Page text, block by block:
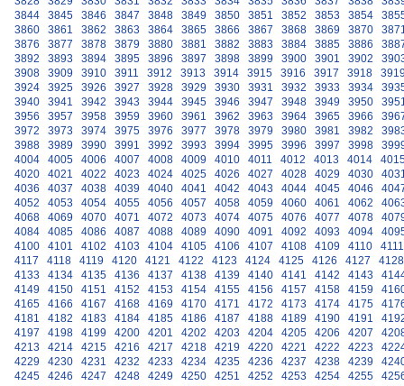
3844
3845 3846 3847 3848 3849 3850 3851 3852 3853 3854
3860
3861 3862 3863 3864 3865 3866 3867 3868 3869 3870
3876
3877 3878 3879 3880 3881 3882 3883 3884 3885 3886
3892
3893 3894 3895 3896 3897 3898 3899 3900 3901 3902
3908
3909 3910 3911 3912 3913 3914 3915 3916 3917 3918
3924
3925 3926 3927 3928 3929 3930 3931 3932 3933 3934
3940
3941 3942 3943 3944 3945 3946 3947 3948 3949 3950
3956
3957 3958 3959 3960 3961 3962 3963 3964 3965 3966
3972
3973 3974 3975 3976 3977 3978 3979 3980 3981 3982
3988
3989 3990 3991 3992 3993 3994 3995 3996 3997 3998
4004
4005 4006 4007 4008 4009 4010 4011 4012 4013 4014
4020
4021 4022 4023 4024 4025 4026 4027 4028 4029 4030
4036
4037 4038 4039 4040 4041 4042 4043 4044 4045 4046
4052
4053 4054 4055 4056 4057 4058 4059 4060 4061 4062
4068
4069 4070 4071 4072 4073 4074 4075 4076 4077 4078
4084
4085 4086 4087 4088 4089 4090 4091 4092 4093 4094
4100
4101 4102 4103 4104 4105 4106 4107 4108 4109 4110
4111
4117
4118 4119 4120 4121 4122 4123 4124 4125 4126 4127
4128
4133
4134 4135 4136 4137 4138 4139 4140 4141 4142 4143
4149
4150 4151 4152 4153 4154 4155 4156 4157 4158 4159
4165
4166 4167 4168 4169 4170 4171 4172 4173 4174 4175
4181
4182 4183 4184 4185 4186 4187 4188 4189 4190 4191
4197
4198 4199 4200 4201 4202 4203 4204 4205 4206 4207
4213
4214 4215 4216 4217 4218 4219 4220 4221 4222 4223
4229
4230 4231 4232 4233 4234 4235 4236 4237 4238 4239
4245
4246 4247 4248 4249 4250 4251 4252 4253 4254 4255